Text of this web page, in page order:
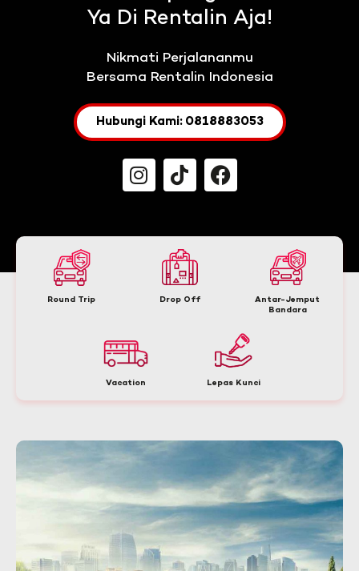
Ya Di Rentalin Aja!
Nikmati Perjalananmu
Bersama Rentalin Indonesia
Hubungi Kami: 0818883053
Round Trip Drop Off
Antar-Jemput
Bandara
Vacation Lepas Kunci